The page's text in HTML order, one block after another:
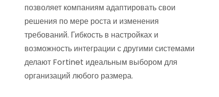
позволяет компаниям адаптировать свои
решения по мере роста и изменения
требований. Гибкость в настройках и
возможность интеграции с другими системами
делают Fortinet идеальным выбором для
организаций любого размера.